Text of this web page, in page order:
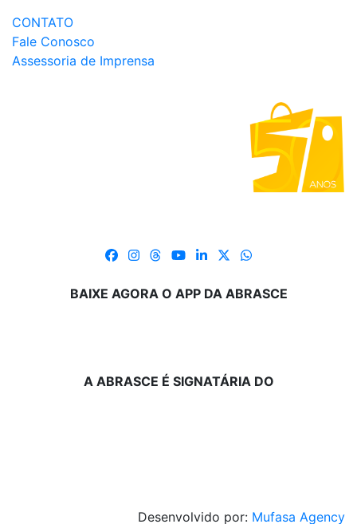
CONTATO
Fale Conosco
Assessoria de Imprensa
BAIXE AGORA O APP DA ABRASCE
A ABRASCE É SIGNATÁRIA DO
Desenvolvido por: Mufasa Agency